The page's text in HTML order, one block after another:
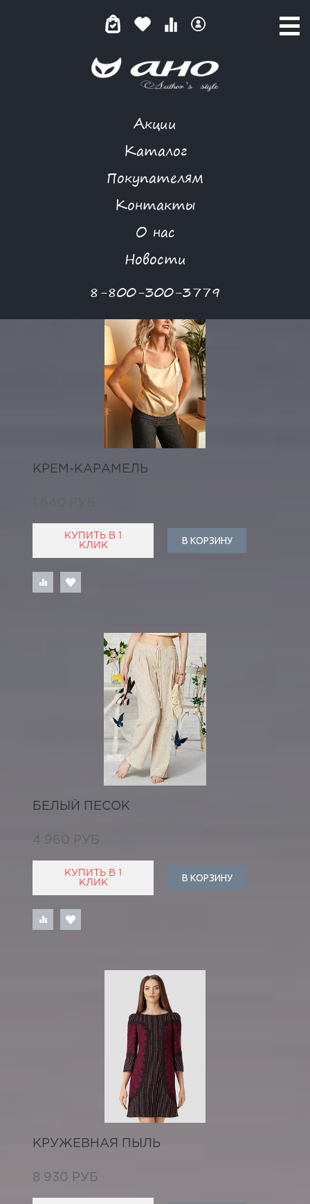
Акции
Каталог
Покупателям
Контакты
О нас
Новости
8-800-300-3779
NIYA
КРЕМ-КАРАМЕЛЬ
КУПИТЬ В 1
КЛИК
В КОРЗИНУ
БЕЛЫЙ ПЕСОК
4 960 РУБ
КУПИТЬ В 1
КЛИК
В КОРЗИНУ
КРУЖЕВНАЯ ПЫЛЬ
8 930 РУБ